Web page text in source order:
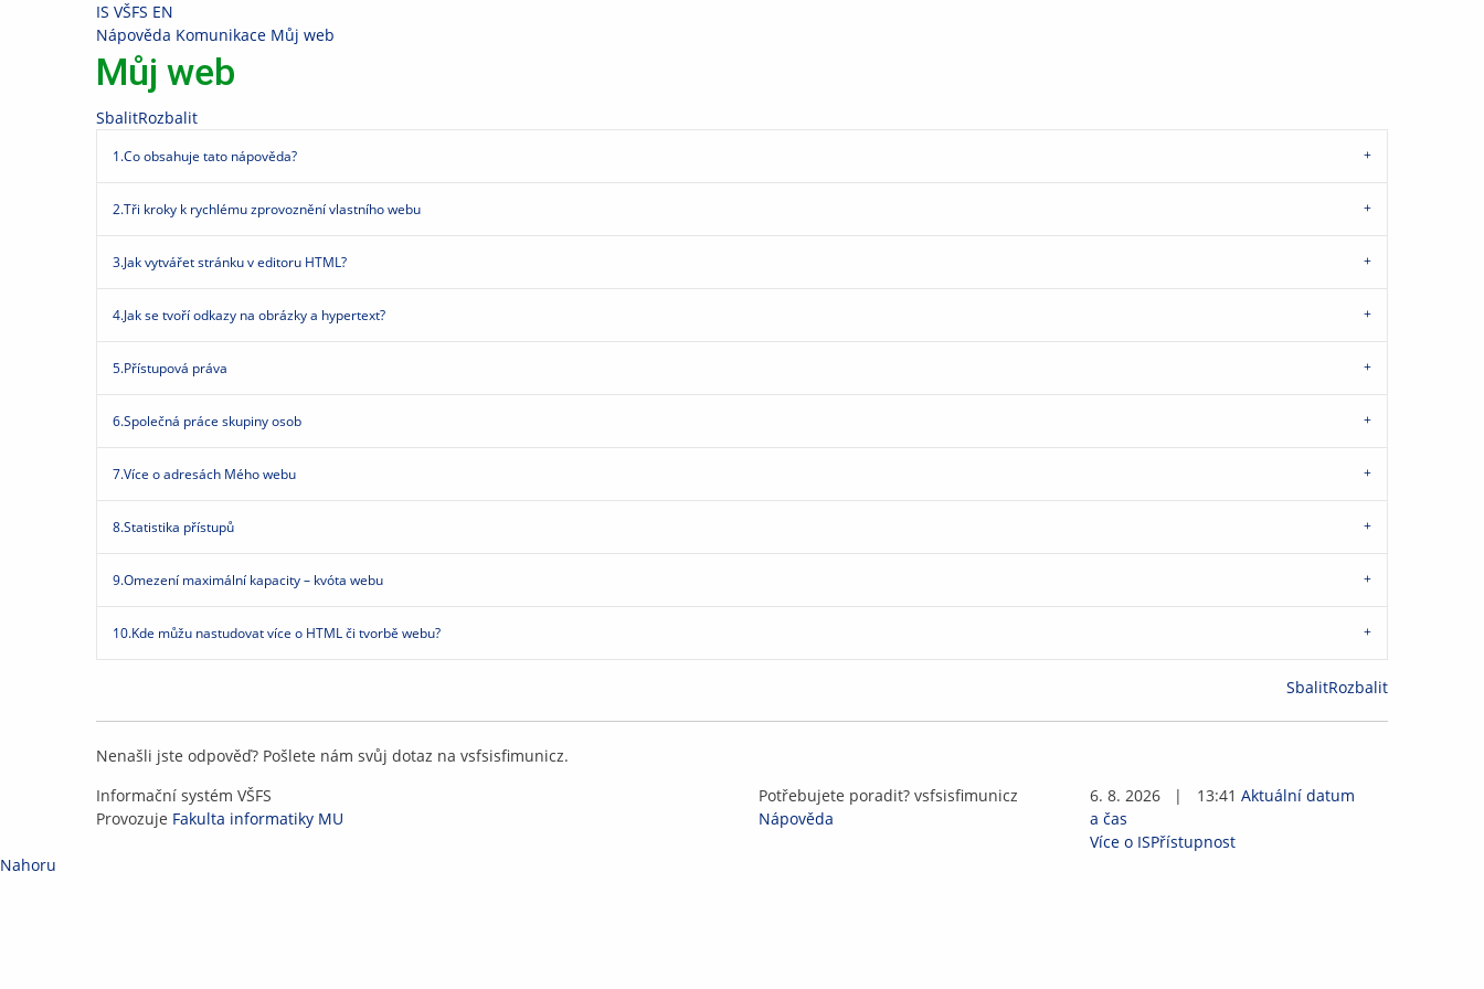
IS VŠFS EN
>
Nápověda >
Komunikace >
Můj web
Můj web
SbalitRozbalit
1.Co obsahuje tato nápověda?
2.Tři kroky k rychlému zprovoznění vlastního webu
3.Jak vytvářet stránku v editoru HTML?
4.Jak se tvoří odkazy na obrázky a hypertext?
5.Přístupová práva
6.Společná práce skupiny osob
7.Více o adresách Mého webu
8.Statistika přístupů
9.Omezení maximální kapacity – kvóta webu
10.Kde můžu nastudovat více o HTML či tvorbě webu?
SbalitRozbalit
Nenašli jste odpověď? Pošlete nám svůj dotaz na vsfsisfimunicz.
IS
VŠFS
Informační systém VŠFS
Provozuje Fakulta informatiky MU
Potřebujete poradit? vsfsisfimunicz
Nápověda
6. 8. 2026 | 13:41 Aktuální datum
a čas
Více o ISPřístupnost
Nahoru